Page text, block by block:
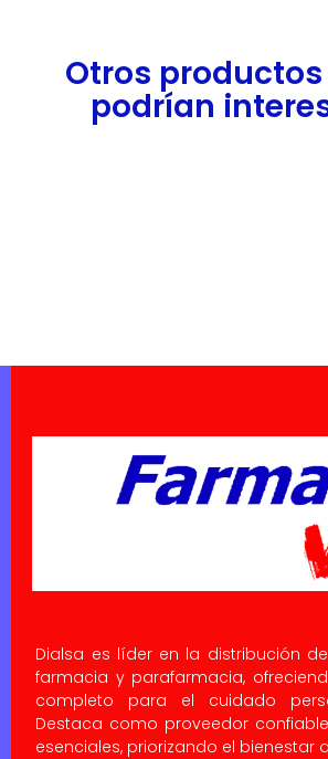
Otros
podrían
Dialsa es líder en la distribución
farmacia y parafarmacia,
completo para el cuidado
Destaca como proveedor
esenciales, priorizando el bienestar